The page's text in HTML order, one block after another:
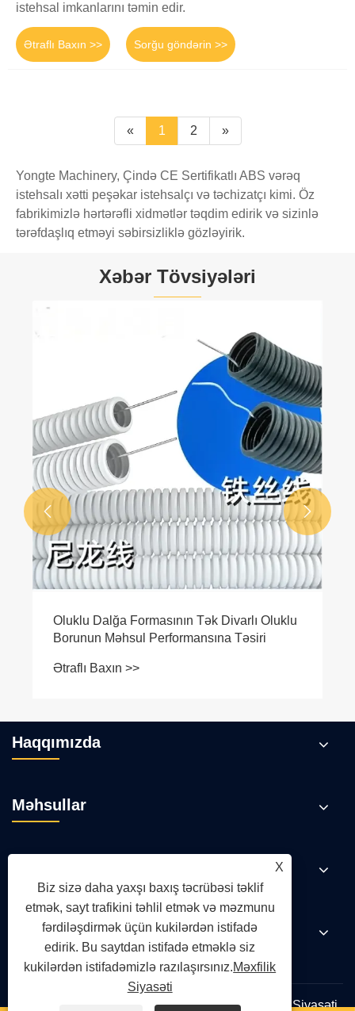
istehsal imkanlarını təmin edir.
Ətraflı Baxın >> Sorğu göndərin >>
« 1 2 »
Yongte Machinery, Çində CE Sertifikatlı ABS vərəq
istehsalı xətti peşəkar istehsalçı və təchizatçı kimi. Öz
fabrikimizlə hərtərəfli xidmətlər təqdim edirik və sizinlə
tərəfdaşlıq etməyi səbirsizliklə gözləyirik.
Xəbər Tövsiyələri
Oluklu Dalğa Formasının Tək Divarlı Oluklu
Borunun Məhsul Performansına Təsiri
Ətraflı Baxın >>
 
Haqqımızda
Məhsullar
Bizimlə əlaqə saxlayın
RSS XML Məxfilik Siyasəti
X
Biz sizə daha yaxşı baxış təcrübəsi təklif
etmək, sayt trafikini təhlil etmək və məzmunu
fərdiləşdirmək üçün kukilərdən istifadə
edirik. Bu saytdan istifadə etməklə siz
kukilərdən istifadəmizlə razılaşırsınız.Məxfilik
Siyasəti